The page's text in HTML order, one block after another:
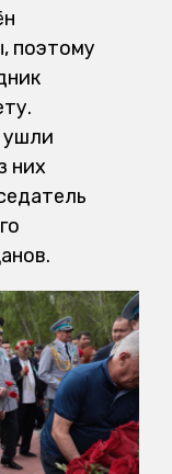
поэтому
ушли
них